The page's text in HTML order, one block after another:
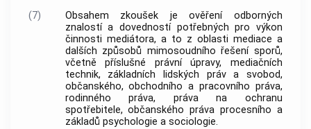
(7)
Obsahem zkoušek je ověření odborných
znalostí a dovedností potřebných pro výkon
činnosti mediátora, a to z oblasti mediace a
dalších způsobů mimosoudního řešení sporů,
včetně příslušné právní úpravy, mediačních
technik, základních lidských práv a svobod,
občanského, obchodního a pracovního práva,
rodinného práva, práva na ochranu
spotřebitele, občanského práva procesního a
základů psychologie a sociologie.